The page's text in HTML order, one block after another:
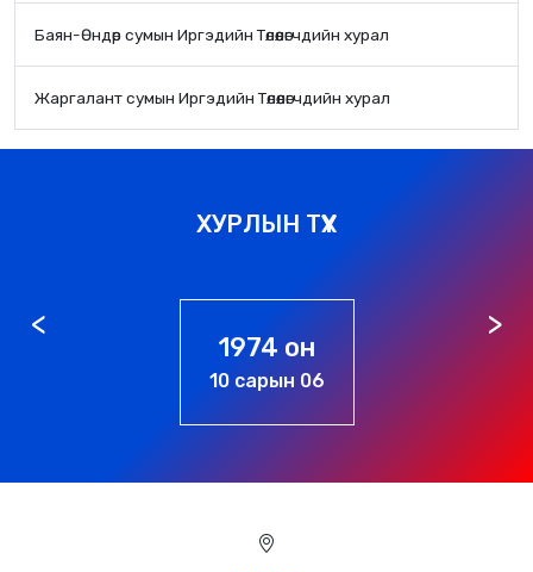
Баян-Өндөр сумын Иргэдийн Төлөөлөгчдийн хурал
Жаргалант сумын Иргэдийн Төлөөлөгчдийн хурал
ХУРЛЫН ТҮҮХ
01 сарын 01